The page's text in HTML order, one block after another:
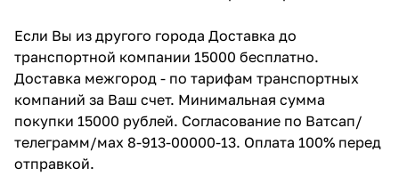
Если Вы из другого города Доставка до
транспортной компании 15000 бесплатно.
Доставка межгород - по тарифам транспортных
компаний за Ваш счет. Минимальная сумма
покупки 15000 рублей. Согласование по Ватсап/
телеграмм/мах 8-913-00000-13. Оплата 100% перед
отправкой.